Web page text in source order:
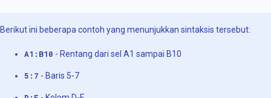
Berikut ini beberapa contoh yang menunjukkan sintaksis tersebut:
A1:B10 - Rentang dari sel A1 sampai B10
5:7 - Baris 5-7